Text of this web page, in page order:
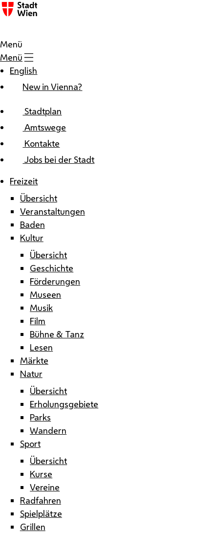
Zum Inhalt
Menü
Menü
English
New in Vienna?
Stadtplan
Amtswege
Kontakte
Jobs bei der Stadt
Freizeit
Übersicht
Veranstaltungen
Baden
Kultur
Übersicht
Geschichte
Förderungen
Museen
Musik
Film
Bühne & Tanz
Lesen
Märkte
Natur
Übersicht
Erholungsgebiete
Parks
Wandern
Sport
Übersicht
Kurse
Vereine
Radfahren
Spielplätze
Grillen